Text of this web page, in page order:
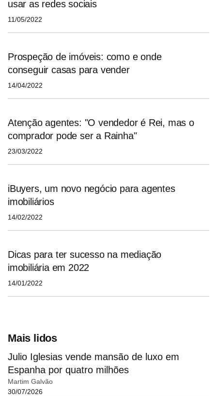
usar as redes sociais
11/05/2022
Prospeção de imóveis: como e onde
conseguir casas para vender
14/04/2022
Atenção agentes: "O vendedor é Rei, mas o
comprador pode ser a Rainha"
23/03/2022
iBuyers, um novo negócio para agentes
imobiliários
14/02/2022
Dicas para ter sucesso na mediação
imobiliária em 2022
14/01/2022
Mais lidos
Julio Iglesias vende mansão de luxo em
Espanha por quatro milhões
Martim Galvão
30/07/2026